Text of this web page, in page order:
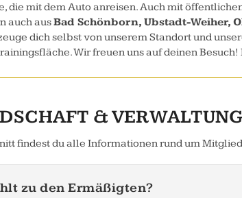
die mit dem Auto anreisen. Auch mit
auch ausBad Schönborn, Ubstadt-Weiher,
dich selbst von unserem Standort und
Wir freuen uns auf deinen
& VERWALTUNG
findest du alle Informationen rund um
zu den Ermäßigten?